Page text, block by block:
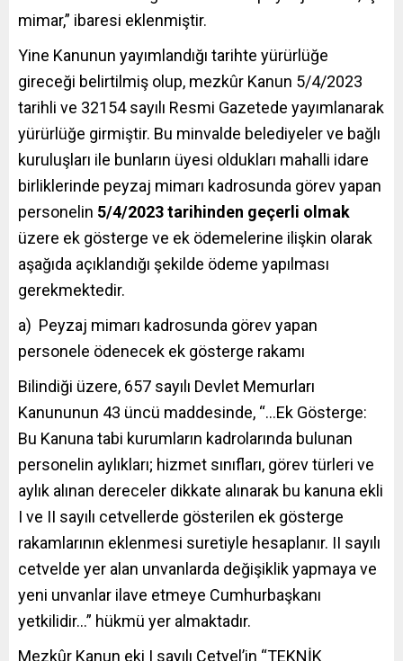
mimar,” ibaresi eklenmiştir.
Yine Kanunun yayımlandığı tarihte yürürlüğe
gireceği belirtilmiş olup, mezkûr Kanun 5/4/2023
tarihli ve 32154 sayılı Resmi Gazetede yayımlanarak
yürürlüğe girmiştir. Bu minvalde belediyeler ve bağlı
kuruluşları ile bunların üyesi oldukları mahalli idare
birliklerinde peyzaj mimarı kadrosunda görev yapan
personelin 5/4/2023 tarihinden geçerli olmak
üzere ek gösterge ve ek ödemelerine ilişkin olarak
aşağıda açıklandığı şekilde ödeme yapılması
gerekmektedir.
a) Peyzaj mimarı kadrosunda görev yapan
personele ödenecek ek gösterge rakamı
Bilindiği üzere, 657 sayılı Devlet Memurları
Kanununun 43 üncü maddesinde, “…Ek Gösterge:
Bu Kanuna tabi kurumların kadrolarında bulunan
personelin aylıkları; hizmet sınıfları, görev türleri ve
aylık alınan dereceler dikkate alınarak bu kanuna ekli
I ve II sayılı cetvellerde gösterilen ek gösterge
rakamlarının eklenmesi suretiyle hesaplanır. II sayılı
cetvelde yer alan unvanlarda değişiklik yapmaya ve
yeni unvanlar ilave etmeye Cumhurbaşkanı
yetkilidir…” hükmü yer almaktadır.
Mezkûr Kanun eki I sayılı Cetvel’in “TEKNİK